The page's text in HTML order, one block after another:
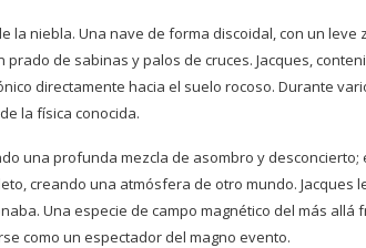
niebla. Una nave de forma discoidal, con un leve
de sabinas y palos de cruces. Jacques,
directamente hacia el suelo rocoso. Durante
la física conocida.
una profunda mezcla de asombro y desconcierto;
creando una atmósfera de otro mundo. Jacques
Una especie de campo magnético del más allá
como un espectador del magno evento.